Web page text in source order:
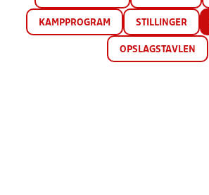
KAMPPROGRAM STILLINGER
OPSLAGSTAVLEN